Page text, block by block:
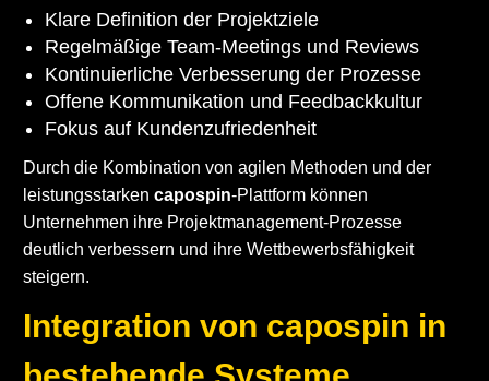
Klare Definition der Projektziele
Regelmäßige Team-Meetings und Reviews
Kontinuierliche Verbesserung der Prozesse
Offene Kommunikation und Feedbackkultur
Fokus auf Kundenzufriedenheit
Durch die Kombination von agilen Methoden und der
leistungsstarken capospin-Plattform können
Unternehmen ihre Projektmanagement-Prozesse
deutlich verbessern und ihre Wettbewerbsfähigkeit
steigern.
Integration von capospin in